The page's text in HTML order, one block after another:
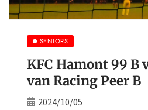
SENIORS
KFC Hamont 99 B
van Racing Peer B
2024/10/05